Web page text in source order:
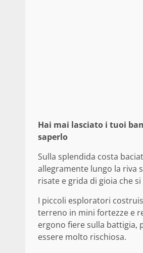
Hai mai lasciato i tuoi
saperlo
Sulla splendida costa
allegramente lungo la riva
risate e grida di gioia che
I piccoli esploratori
terreno in mini fortezze e
ergono fiere sulla battigia,
essere molto rischiosa.